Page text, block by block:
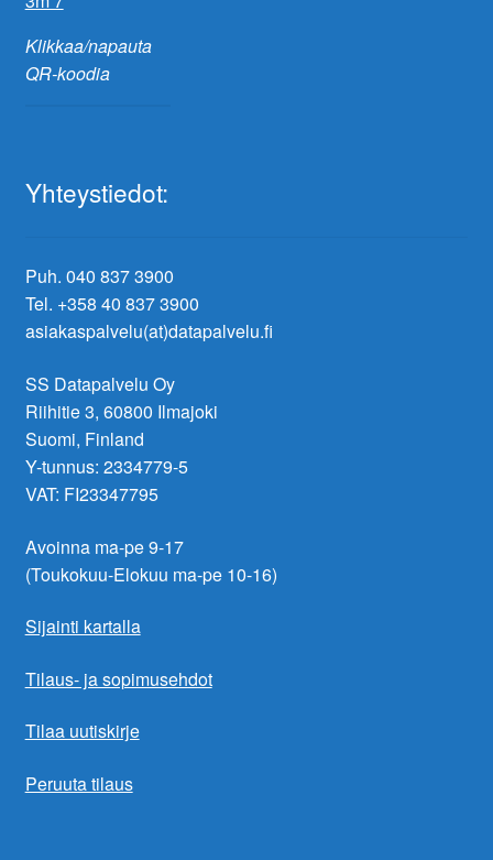
Klikkaa/napauta
QR-koodia
Yhteystiedot:
Puh. 040 837 3900
Tel. +358 40 837 3900
asiakaspalvelu(at)datapalvelu.fi
SS Datapalvelu Oy
Riihitie 3, 60800 Ilmajoki
Suomi, Finland
Y-tunnus: 2334779-5
VAT: FI23347795
Avoinna ma-pe 9-17
(Toukokuu-Elokuu ma-pe 10-16)
Sijainti kartalla
Tilaus- ja sopimusehdot
Tilaa uutiskirje
Peruuta tilaus